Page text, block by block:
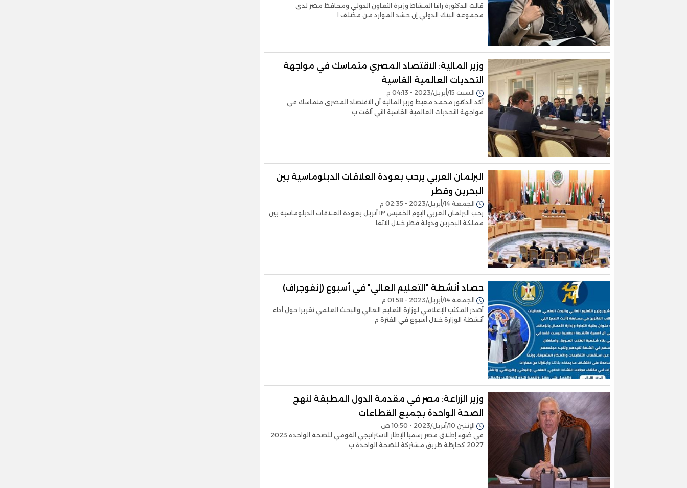
قالت الدكتورة رانيا المشاط وزيرة التعاون الدولي ومحافظ مصر لدى
مجموعة البنك الدولي إن حشد الموارد من مختلف ا
وزير المالية: الاقتصاد المصري متماسك في مواجهة
التحديات العالمية القاسية
السبت 15/أبريل/2023 - 04:13 م
أكد الدكتور محمد معيط وزير المالية أن الاقتصاد المصرى متماسك فى
مواجهة التحديات العالمية القاسية التي ألقت ب
البرلمان العربي يرحب بعودة العلاقات الدبلوماسية بين
البحرين وقطر
الجمعة 14/أبريل/2023 - 02:35 م
رحب البرلمان العربي اليوم الخميس ١٣ أبريل بعودة العلاقات الدبلوماسية بين
مملكة البحرين ودولة قطر خلال الاتفا
حصاد أنشطة "التعليم العالي" في أسبوع (إنفوجراف)
الجمعة 14/أبريل/2023 - 01:58 م
أصدر المكتب الإعلامي لوزارة التعليم العالي والبحث العلمي تقريرا حول أداء
أنشطة الوزارة خلال أسبوع في الفترة م
وزير الزراعة: مصر في مقدمة الدول المطبقة لنهج
الصحة الواحدة بجميع القطاعات
الإثنين 10/أبريل/2023 - 10:50 ص
في ضوء إطلاق مصر رسميا الإطار الاستراتيجي القومي للصحة الواحدة 2023
2027 كخارطة طريق مشتركة للصحة الواحدة ب